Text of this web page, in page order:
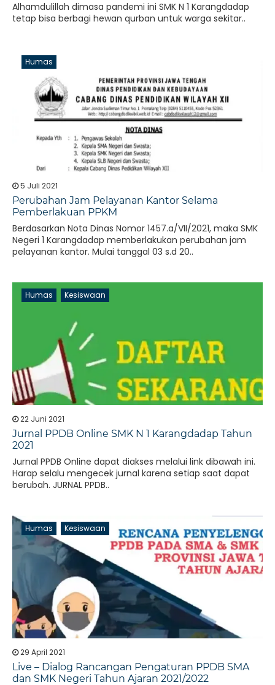
Alhamdulillah dimasa pandemi ini SMK N 1 Karangdadap
tetap bisa berbagi hewan qurban untuk warga sekitar..
Humas
5 Juli 2021
Perubahan Jam Pelayanan Kantor Selama
Pemberlakuan PPKM
Berdasarkan Nota Dinas Nomor 1457.a/VII/2021, maka SMK
Negeri 1 Karangdadap memberlakukan perubahan jam
pelayanan kantor. Mulai tanggal 03 s.d 20..
Humas Kesiswaan
22 Juni 2021
Jurnal PPDB Online SMK N 1 Karangdadap Tahun
2021
Jurnal PPDB Online dapat diakses melalui link dibawah ini.
Harap selalu mengecek jurnal karena setiap saat dapat
berubah. JURNAL PPDB..
Humas Kesiswaan
29 April 2021
Live – Dialog Rancangan Pengaturan PPDB SMA
dan SMK Negeri Tahun Ajaran 2021/2022